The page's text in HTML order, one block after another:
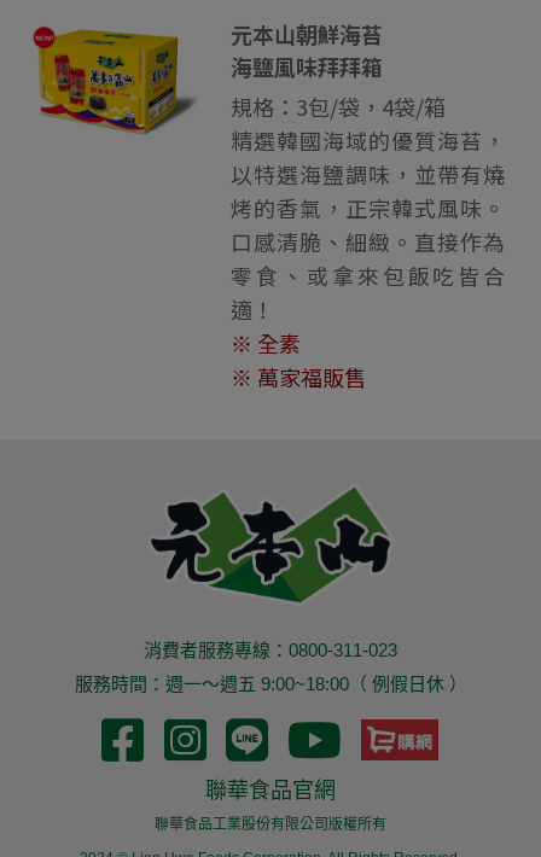
元本山朝鮮海苔
海鹽風味拜拜箱
規格：3包/袋，4袋/箱
精選韓國海域的優質海苔，
以特選海鹽調味，並帶有燒
烤的香氣，正宗韓式風味。
口感清脆、細緻。直接作為
零食、或拿來包飯吃皆合
適！
※ 全素
※ 萬家福販售
消費者服務專線：0800-311-023
服務時間：週一～週五 9:00~18:00（ 例假日休 ）
聯華食品官網
聯華食品工業股份有限公司版權所有